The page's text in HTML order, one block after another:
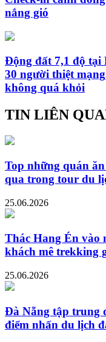
nắng gió
Động đất 7,1 độ tại
30 người thiệt
không quá khỏi
TIN LIÊN
Top những quán
qua trong tour du
25.06.2026
Thác Hang Én vào
khách mê trekking
25.06.2026
Đà Nẵng tập trung
điểm nhấn du lịch